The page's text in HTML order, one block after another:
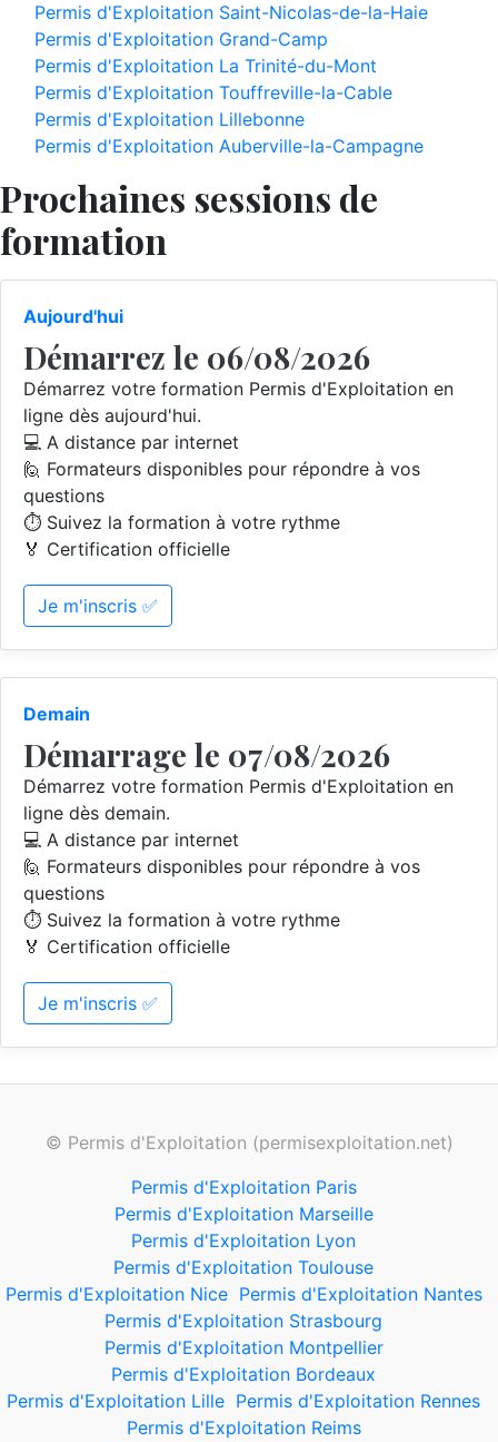
Permis d'Exploitation Saint-Nicolas-de-la-Haie
Permis d'Exploitation Grand-Camp
Permis d'Exploitation La Trinité-du-Mont
Permis d'Exploitation Touffreville-la-Cable
Permis d'Exploitation Lillebonne
Permis d'Exploitation Auberville-la-Campagne
Prochaines sessions de
formation
Aujourd'hui
Démarrez le 06/08/2026
Démarrez votre formation Permis d'Exploitation en
ligne dès aujourd'hui.
💻 A distance par internet
🙋 Formateurs disponibles pour répondre à vos
questions
⏱️ Suivez la formation à votre rythme
🏅 Certification officielle
Je m'inscris ✅
Demain
Démarrage le 07/08/2026
Démarrez votre formation Permis d'Exploitation en
ligne dès demain.
💻 A distance par internet
🙋 Formateurs disponibles pour répondre à vos
questions
⏱️ Suivez la formation à votre rythme
🏅 Certification officielle
Je m'inscris ✅
© Permis d'Exploitation (permisexploitation.net)
Permis d'Exploitation Paris
Permis d'Exploitation Marseille
Permis d'Exploitation Lyon
Permis d'Exploitation Toulouse
Permis d'Exploitation Nice Permis d'Exploitation Nantes
Permis d'Exploitation Strasbourg
Permis d'Exploitation Montpellier
Permis d'Exploitation Bordeaux
Permis d'Exploitation Lille Permis d'Exploitation Rennes
Permis d'Exploitation Reims